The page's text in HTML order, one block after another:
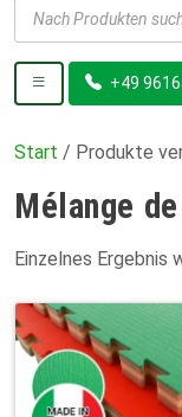
search
+49
Start / Produkte
Mélange
Einzelnes Ergebnis